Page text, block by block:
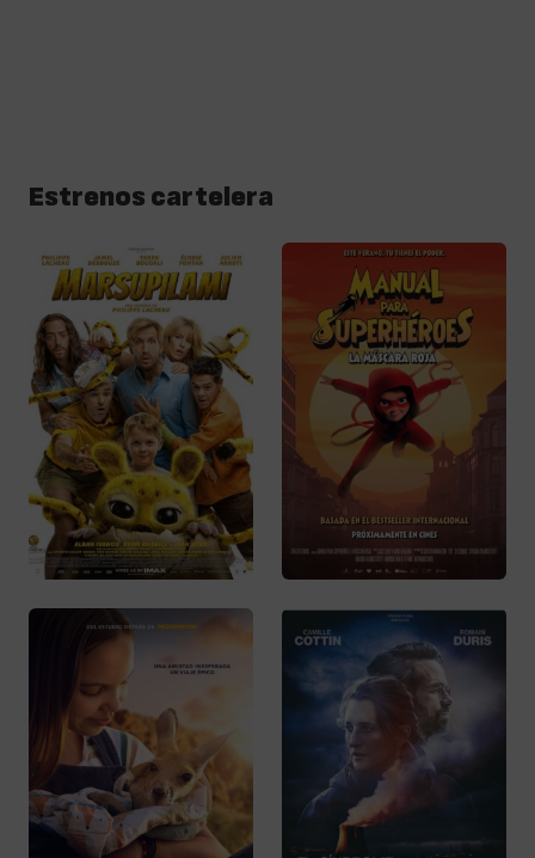
Estrenos cartelera